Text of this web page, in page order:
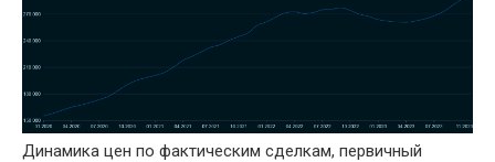
Динамика цен по фактическим сделкам, первичный